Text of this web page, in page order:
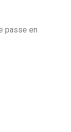
passe en